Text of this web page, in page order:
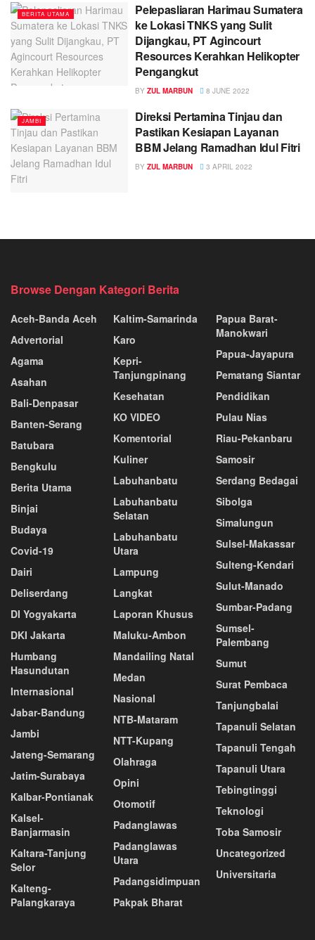
BERITA UTAMA
Pelepasliaran Harimau Sumatera
ke Lokasi TNKS yang Sulit
Dijangkau, PT Agincourt
Resources Kerahkan Helikopter
Pengangkut
BY ZUL MARBUN 8 JUNE 2022
JAMBI
Direksi Pertamina Tinjau dan
Pastikan Kesiapan Layanan
BBM Jelang Ramadhan Idul Fitri
BY ZUL MARBUN 3 APRIL 2022
Browse Dengan Kategori Berita
Aceh-Banda Aceh
Advertorial
Agama
Asahan
Bali-Denpasar
Banten-Serang
Batubara
Bengkulu
Berita Utama
Binjai
Budaya
Covid-19
Dairi
Deliserdang
DI Yogyakarta
DKI Jakarta
Humbang
Hasundutan
Internasional
Jabar-Bandung
Jambi
Jateng-Semarang
Jatim-Surabaya
Kalbar-Pontianak
Kalsel-
Banjarmasin
Kaltara-Tanjung
Selor
Kalteng-
Palangkaraya
Kaltim-Samarinda
Karo
Kepri-
Tanjungpinang
Kesehatan
KO VIDEO
Komentorial
Kuliner
Labuhanbatu
Labuhanbatu
Selatan
Labuhanbatu
Utara
Lampung
Langkat
Laporan Khusus
Maluku-Ambon
Mandailing Natal
Medan
Nasional
NTB-Mataram
NTT-Kupang
Olahraga
Opini
Otomotif
Padanglawas
Padanglawas
Utara
Padangsidimpuan
Pakpak Bharat
Papua Barat-
Manokwari
Papua-Jayapura
Pematang Siantar
Pendidikan
Pulau Nias
Riau-Pekanbaru
Samosir
Serdang Bedagai
Sibolga
Simalungun
Sulsel-Makassar
Sulteng-Kendari
Sulut-Manado
Sumbar-Padang
Sumsel-
Palembang
Sumut
Surat Pembaca
Tanjungbalai
Tapanuli Selatan
Tapanuli Tengah
Tapanuli Utara
Tebingtinggi
Teknologi
Toba Samosir
Uncategorized
Universitaria